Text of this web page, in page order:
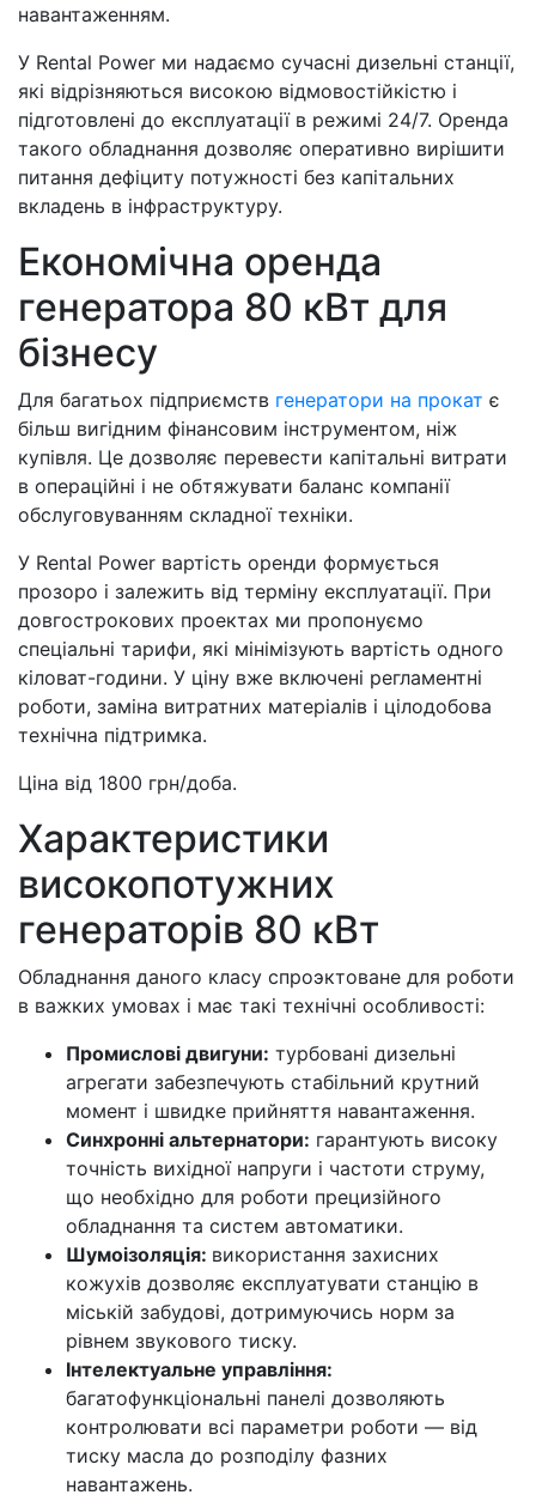
навантаженням.
У Rental Power ми надаємо сучасні дизельні станції,
які відрізняються високою відмовостійкістю і
підготовлені до експлуатації в режимі 24/7. Оренда
такого обладнання дозволяє оперативно вирішити
питання дефіциту потужності без капітальних
вкладень в інфраструктуру.
Економічна оренда
генератора 80 кВт для
бізнесу
Для багатьох підприємств генератори на прокат є
більш вигідним фінансовим інструментом, ніж
купівля. Це дозволяє перевести капітальні витрати
в операційні і не обтяжувати баланс компанії
обслуговуванням складної техніки.
У Rental Power вартість оренди формується
прозоро і залежить від терміну експлуатації. При
довгострокових проектах ми пропонуємо
спеціальні тарифи, які мінімізують вартість одного
кіловат-години. У ціну вже включені регламентні
роботи, заміна витратних матеріалів і цілодобова
технічна підтримка.
Ціна від 1800 грн/доба.
Характеристики
високопотужних
генераторів 80 кВт
Обладнання даного класу спроэктоване для роботи
в важких умовах і має такі технічні особливості:
Промислові двигуни: турбовані дизельні
агрегати забезпечують стабільний крутний
момент і швидке прийняття навантаження.
Синхронні альтернатори: гарантують високу
точність вихідної напруги і частоти струму,
що необхідно для роботи прецизійного
обладнання та систем автоматики.
Шумоізоляція: використання захисних
кожухів дозволяє експлуатувати станцію в
міській забудові, дотримуючись норм за
рівнем звукового тиску.
Інтелектуальне управління:
багатофункціональні панелі дозволяють
контролювати всі параметри роботи — від
тиску масла до розподілу фазних
навантажень.